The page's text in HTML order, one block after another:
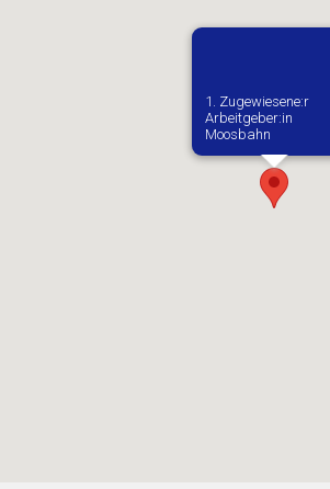
1. Zugewiesene:r
Arbeitgeber:in​
Moosbahn